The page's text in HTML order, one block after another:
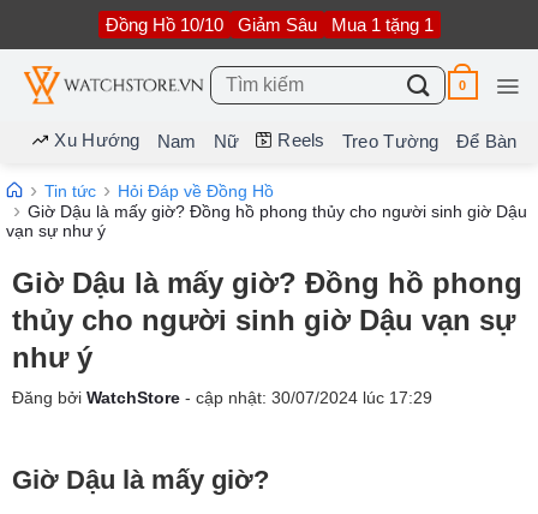
nội
dung
Đồng Hồ 10/10 Giảm Sâu Mua 1 tặng 1
Tìm
kiếm:
0
Xu Hướng Nam Nữ Reels Treo Tường Để Bàn
Tin tức
Hỏi Đáp về Đồng Hồ
Giờ Dậu là mấy giờ? Đồng hồ phong thủy cho người sinh giờ Dậu
vạn sự như ý
Giờ Dậu là mấy giờ? Đồng hồ phong
thủy cho người sinh giờ Dậu vạn sự
như ý
Đăng bởi WatchStore - cập nhật: 30/07/2024 lúc 17:29
Giờ Dậu là mấy giờ?